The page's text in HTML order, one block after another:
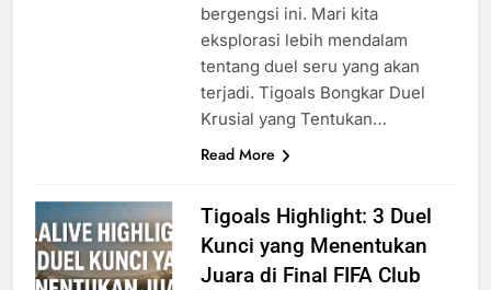
bergengsi ini. Mari kita
eksplorasi lebih mendalam
tentang duel seru yang akan
terjadi. Tigoals Bongkar Duel
Krusial yang Tentukan…
Read More
Tigoals Highlight: 3 Duel
Kunci yang Menentukan
Juara di Final FIFA Club